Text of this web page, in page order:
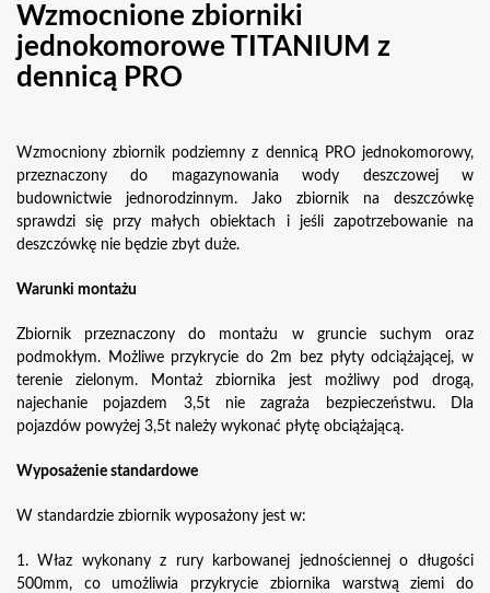
Wzmocnione zbiorniki
jednokomorowe TITANIUM z
dennicą PRO
Wzmocniony zbiornik podziemny z dennicą PRO jednokomorowy,
przeznaczony do magazynowania wody deszczowej w
budownictwie jednorodzinnym. Jako zbiornik na deszczówkę
sprawdzi się przy małych obiektach i jeśli zapotrzebowanie na
deszczówkę nie będzie zbyt duże.
Warunki montażu
Zbiornik przeznaczony do montażu w gruncie suchym oraz
podmokłym. Możliwe przykrycie do 2m bez płyty odciążającej, w
terenie zielonym. Montaż zbiornika jest możliwy pod drogą,
najechanie pojazdem 3,5t nie zagraża bezpieczeństwu. Dla
pojazdów powyżej 3,5t należy wykonać płytę obciążającą.
Wyposażenie standardowe
W standardzie zbiornik wyposażony jest w:
1. Właz wykonany z rury karbowanej jednościennej o długości
500mm, co umożliwia przykrycie zbiornika warstwą ziemi do